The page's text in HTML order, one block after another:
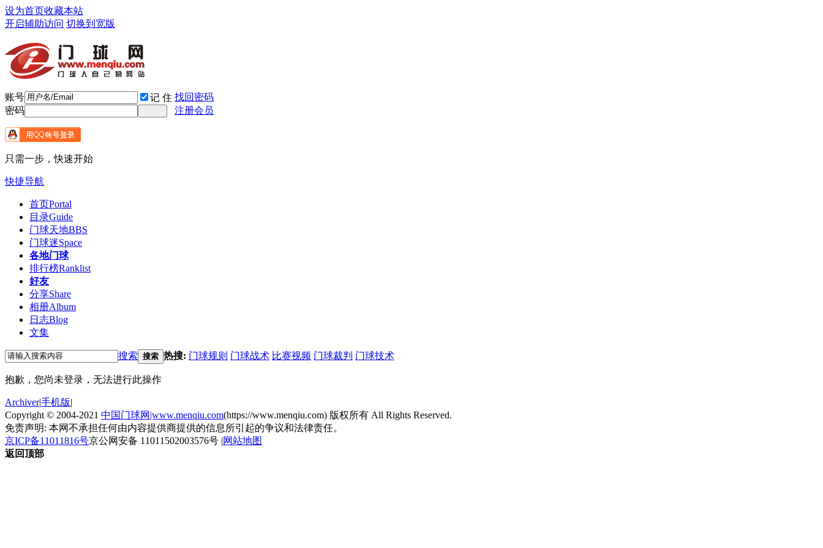
设为首页收藏本站
开启辅助访问 切换到宽版
账号 记 住 找回密码
密码
注册会员
只需一步，快速开始
快捷导航
首页Portal
目录Guide
门球天地BBS
门球迷Space
各地门球
排行榜Ranklist
好友
分享Share
相册Album
日志Blog
文集
搜索 搜索 热搜: 门球规则 门球战术 比赛视频 门球裁判 门球技术
抱歉，您尚未登录，无法进行此操作
Archiver|手机版|
Copyright © 2004-2021 中国门球网|www.menqiu.com(https://www.menqiu.com) 版权所有 All Rights Reserved.
免责声明: 本网不承担任何由内容提供商提供的信息所引起的争议和法律责任。
京ICP备11011816号京公网安备 11011502003576号 |网站地图
返回顶部